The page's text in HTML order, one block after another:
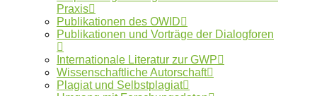
Praxis
Publikationen des OWID
Publikationen und Vorträge der Dialogforen
Internationale Literatur zur GWP
Wissenschaftliche Autorschaft
Plagiat und Selbstplagiat
Wo finde ich meine lokale
Ombudsperson?